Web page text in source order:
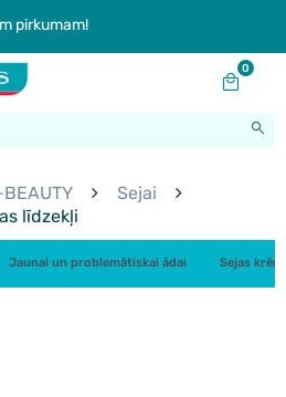
pirkumam!
0
BEAUTY
Sejai
līdzekļi
Jaunai un problemātiskai ādai Sejas krēmi